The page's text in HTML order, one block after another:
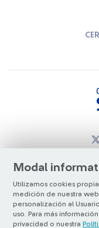
Modal
Utilizamos cookies
medición de nuestra
personalización al
uso. Para más
privacidad o nuestra
©